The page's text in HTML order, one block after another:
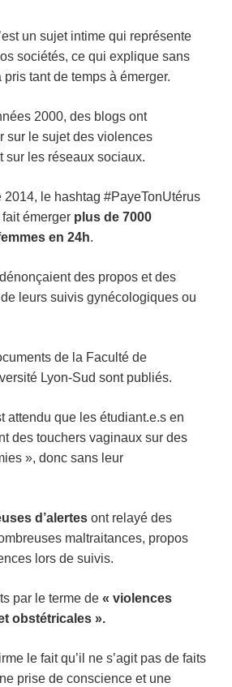
un sujet intime qui représente
sociétés, ce qui explique sans
tant de temps à émerger.
2000, des blogs ont
sur le sujet des violences
sur les réseaux sociaux.
le hashtag #PayeTonUtérus
fait émerger plus de 7000
en 24h.
des propos et des
leurs suivis gynécologiques ou
de la Faculté de
Lyon-Sud sont publiés.
attendu que les étudiant.e.s en
des touchers vaginaux sur des
», donc sans leur
d’alertes ont relayé des
maltraitances, propos
lors de suivis.
par le terme de « violences
obstétricales ».
le fait qu’il ne s’agit pas de faits
prise de conscience et une